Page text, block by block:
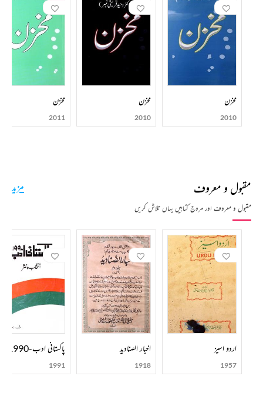
مخزن
2010
مخزن
2010
مخزن
2011
مقبول و معروف
مقبول و معروف اور مروج کتابیں یہاں تلاش کریں
مزید
اردو اسیز
1957
اخبار الصنادید
1918
پاکستانی ادب-1990
1991